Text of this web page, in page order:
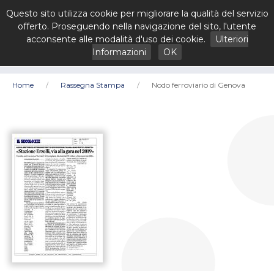
Home Rassegna Stampa Nodo ferroviario di Genova
Questo sito utilizza cookie per migliorare la qualità del servizio
offerto. Proseguendo nella navigazione del sito, l'utente
acconsente alle modalità d'uso dei cookie.
Ulteriori
Informazioni
OK